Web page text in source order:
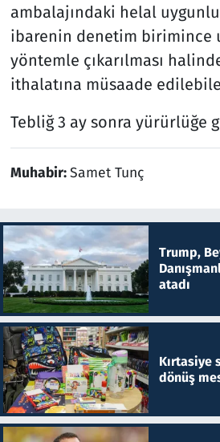
ambalajındaki helal
ibarenin denetim birimince
yöntemle çıkarılması
ithalatına müsaade
Tebliğ 3 ay sonra yürürlüğe
Muhabir:Samet Tunç
Trump,
atadı
Kırtasiye
dönüş